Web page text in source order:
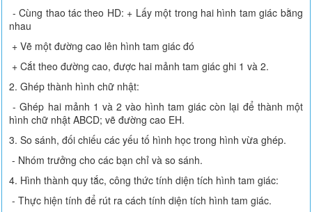
- Cùng thao tác theo HD: + Lấy một trong hai hình tam giác bằng
nhau
+ Vẽ một đường cao lên hình tam giác đó
+ Cắt theo đường cao, được hai mảnh tam giác ghi 1 và 2.
2. Ghép thành hình chữ nhật:
- Ghép hai mảnh 1 và 2 vào hình tam giác còn lại để thành một
hình chữ nhật ABCD; vẽ đường cao EH.
3. So sánh, đối chiếu các yếu tố hình học trong hình vừa ghép.
- Nhóm trưởng cho các bạn chỉ và so sánh.
4. Hình thành quy tắc, công thức tính diện tích hình tam giác:
- Thực hiện tính để rút ra cách tính diện tích hình tam giác.